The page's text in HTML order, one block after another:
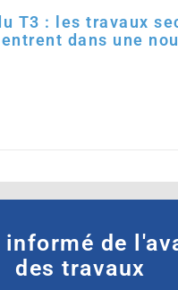
T3 : les travaux
dans une
informé de
des travaux